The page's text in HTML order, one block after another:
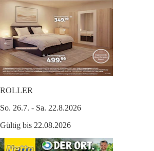
ROLLER
So. 26.7. - Sa. 22.8.2026
Gültig bis 22.08.2026